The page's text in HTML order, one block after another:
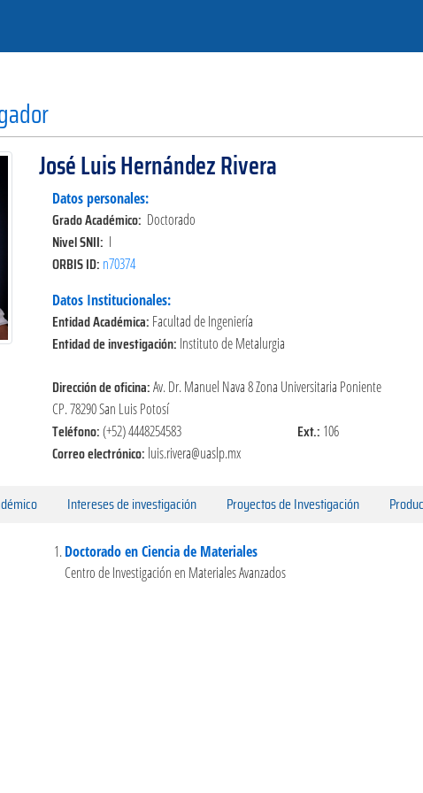
José Luis Hernández Rivera
Datos personales:
Grado Académico: Doctorado
Nivel SNII: I
ORBIS ID: n70374
Datos Institucionales:
Entidad Académica: Facultad de Ingeniería
Entidad de investigación: Instituto de Metalurgia
Dirección de oficina:Av. Dr. Manuel Nava 8 Zona Universitaria Poniente
CP. 78290 San Luis Potosí
Teléfono:(+52) 4448254583 Ext.: 106
Correo electrónico: luis.rivera@uaslp.mx
Intereses de investigación Proyectos de Investigación
Doctorado en Ciencia de Materiales
Centro de Investigación en Materiales Avanzados